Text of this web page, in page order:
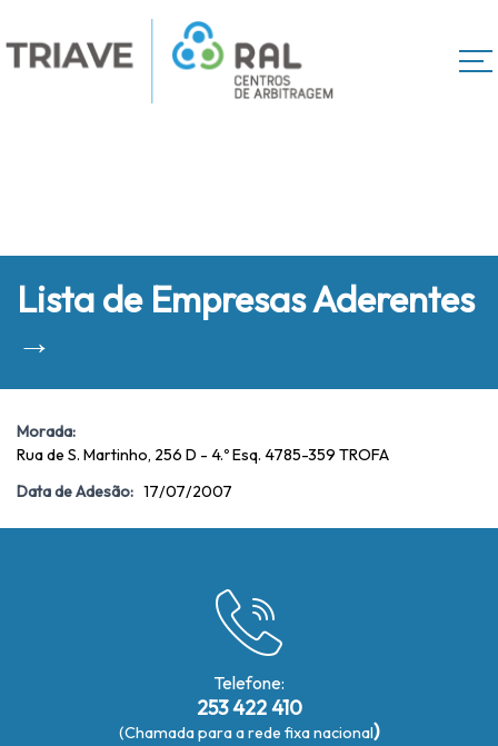
Lista de Empresas Aderentes
→
Morada:
Rua de S. Martinho, 256 D - 4.º Esq. 4785-359 TROFA
Data de Adesão: 17/07/2007
Telefone:
253 422 410
(Chamada para a rede fixa nacional)